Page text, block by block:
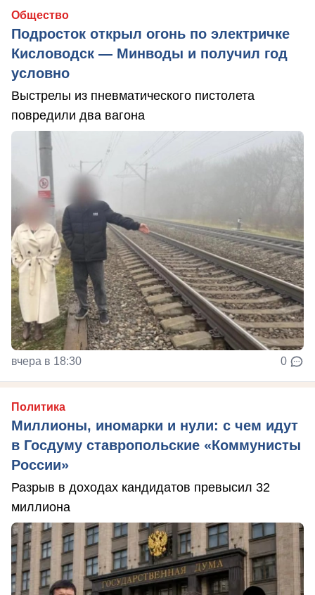
Общество
Подросток открыл огонь по электричке
Кисловодск — Минводы и получил год
условно
Выстрелы из пневматического пистолета
повредили два вагона
вчера в 18:30 0
Политика
Миллионы, иномарки и нули: с чем идут
в Госдуму ставропольские «Коммунисты
России»
Разрыв в доходах кандидатов превысил 32
миллиона